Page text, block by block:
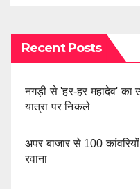
Recent Posts
नगड़ी से 'हर-हर महादेव' का
यात्रा पर निकले
अपर बाजार से 100
रवाना